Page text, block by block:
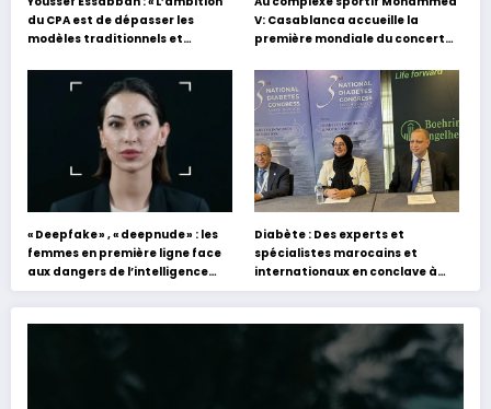
du CPA est de dépasser les
modèles traditionnels et
s’appuyant sur le partage des
expériences »
V: Casablanca accueille la
première mondiale du concert
« Deepfake » , « deepnude » : les
femmes en première ligne face
aux dangers de l’intelligence
artificielle
Diabète : Des experts et
spécialistes marocains et
internationaux en conclave à
Tanger